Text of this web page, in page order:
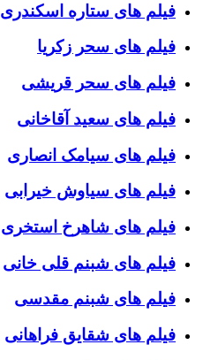
فیلم های ستاره اسکندری
فیلم های سحر زکریا
فیلم های سحر قریشی
فیلم های سعید آقاخانی
فیلم های سیامک انصاری
فیلم های سیاوش خیرابی
فیلم های شاهرخ استخری
فیلم های شبنم قلی خانی
فیلم های شبنم مقدسی
فیلم های شقایق فراهانی